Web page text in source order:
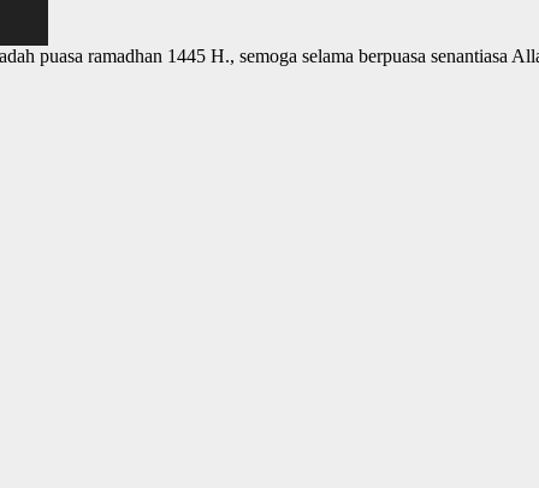
puasa ramadhan 1445 H., semoga selama berpuasa senantiasa